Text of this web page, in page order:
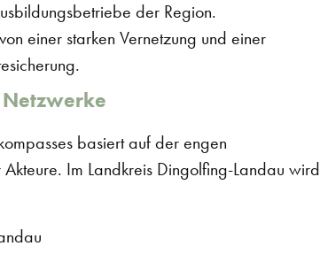
der Region.
einer starken Vernetzung und einer
basiert auf der engen
Im Landkreis Dingolfing-Landau wird